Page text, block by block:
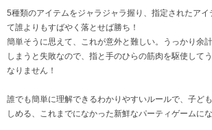
5種類のアイテムをジャラジャラ握り、指定されたア
て誰よりもすばやく落とせば勝ち！
簡単そうに思えて、これが意外と難しい。うっかり余
しまうと失敗なので、指と手のひらの筋肉を駆使して
なりません！
誰でも簡単に理解できるわかりやすいルールで、子ど
しめる、これまでになかった新鮮なパーティゲームにな